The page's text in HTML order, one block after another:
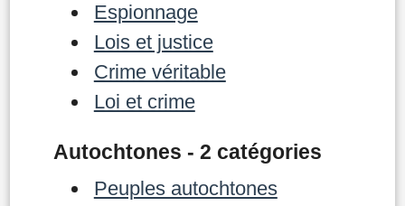
Espionnage
Lois et justice
Crime véritable
Loi et crime
Autochtones - 2 catégories
Peuples autochtones